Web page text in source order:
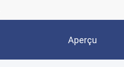
Aperçu